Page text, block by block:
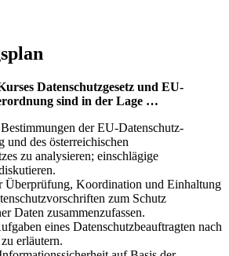
Datenschutzgesetz und EU-
sind in der Lage …
der EU-Datenschutz-
und des österreichischen
zu analysieren; einschlägige
Überprüfung, Koordination und Einhaltung
zum Schutz
Daten zusammenzufassen.
eines Datenschutzbeauftragten nach
erläutern.